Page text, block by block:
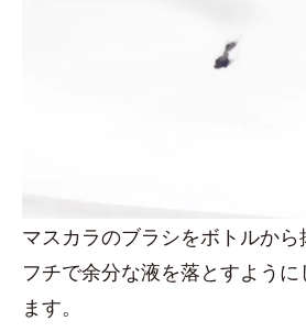
マスカラのブラシをボトルか
フチで余分な液を落とすように
ます。